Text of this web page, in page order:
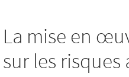
La mise en
sur les